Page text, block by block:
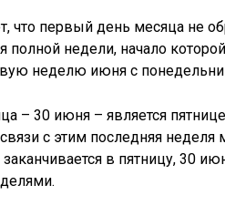
что первый день месяца не
полной недели, начало
неделю июня с
– 30 июня – является
с этим последняя неделя
в пятницу, 30